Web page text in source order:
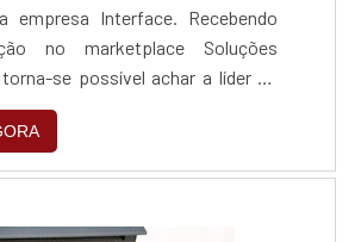
empresa Interface. Recebendo
no marketplace Soluções
se possível achar a líder do
isso mesmo! Quando o tema é
mdf, é fundamental contar com a
alcançar ótima qualidade com
MDFA Interface centraliza